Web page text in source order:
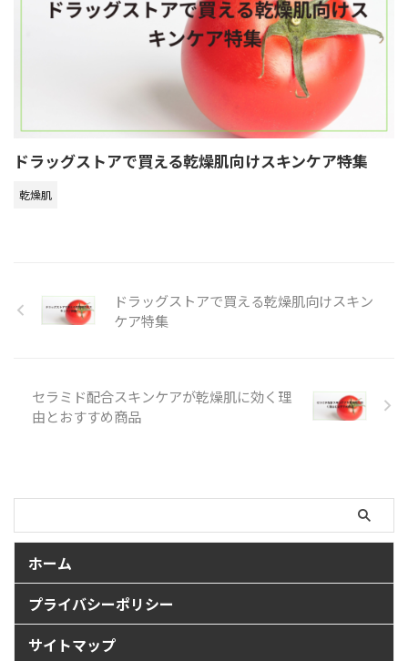
ドラッグストアで買える乾燥肌向けスキンケア特集
乾燥肌
ドラッグストアで買える乾燥肌向けスキン
ケア特集
セラミド配合スキンケアが乾燥肌に効く理
由とおすすめ商品
ホーム
プライバシーポリシー
サイトマップ